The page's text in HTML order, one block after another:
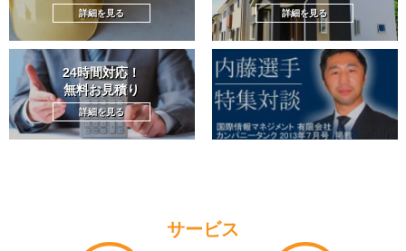
詳細を見る 詳細を見る
24時間対応！
無料お見積り
詳細を見る
サービス